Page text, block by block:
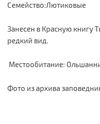
Семейство:Лютиковые
Занесен в Красную книгу
редкий вид.
Местообитание:
Фото из архива